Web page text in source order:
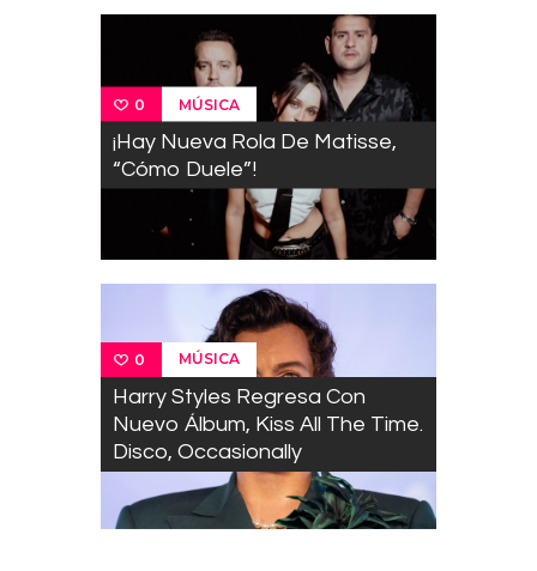
0 MÚSICA
¡Hay Nueva Rola De Matisse,
“Cómo Duele”!
0 MÚSICA
Harry Styles Regresa Con
Nuevo Álbum, Kiss All The Time.
Disco, Occasionally